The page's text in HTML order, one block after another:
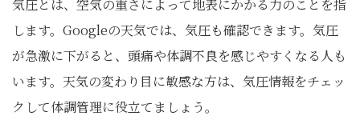
気圧とは、空気の重さによって地表にかかる力のことを指
します。Googleの天気では、気圧も確認できます。気圧
が急激に下がると、頭痛や体調不良を感じやすくなる人も
います。天気の変わり目に敏感な方は、気圧情報をチェッ
クして体調管理に役立てましょう。